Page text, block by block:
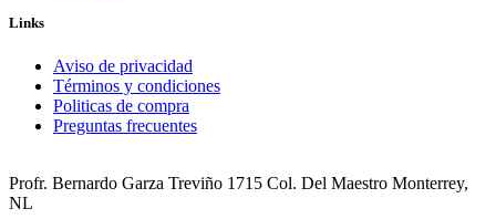
Links
Aviso de privacidad
Términos y condiciones
Politicas de compra
Preguntas frecuentes
Profr. Bernardo Garza Treviño 1715 Col. Del Maestro Monterrey,
NL